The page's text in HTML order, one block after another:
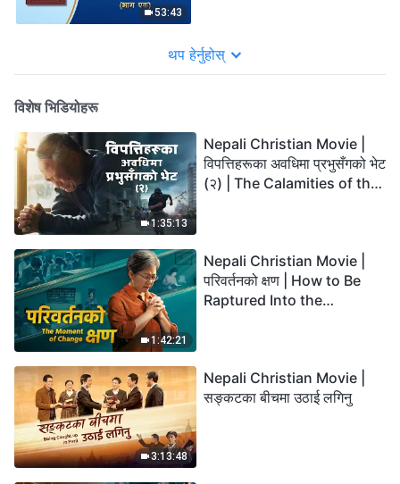
53:43
थप हेर्नुहोस्
विशेष भिडियोहरू
1:35:13
Nepali Christian Movie |
विपत्तिहरूका अवधिमा प्रभुसँगको भेट
(२) | The Calamities of the
1:42:21
Nepali Christian Movie |
परिवर्तनको क्षण | How to Be
Raptured Into the
3:13:48
Nepali Christian Movie |
सङ्कटका बीचमा उठाई लगिनु